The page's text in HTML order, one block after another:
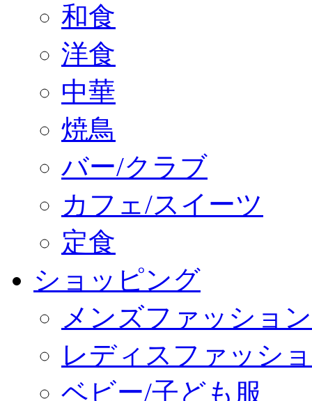
和食
洋食
中華
焼鳥
バー/クラブ
カフェ/スイーツ
定食
ショッピング
メンズファッション
レディスファッシ
ベビー/子ども服